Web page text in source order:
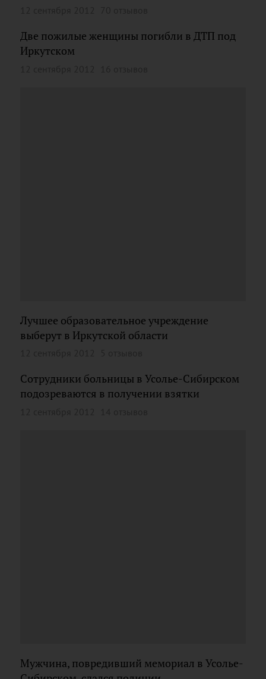
Две пожилые женщины погибли в ДТП под
Иркутском
Лучшее образовательное учреждение
выберут в Иркутской области
Сотрудники больницы в Усолье-Сибирском
подозреваются в получении взятки
Мужчина, повредивший мемориал в Усолье-